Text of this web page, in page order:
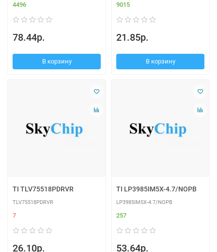
4496
78.44р.
В корзину
9015
21.85р.
В корзину
TI TLV75518PDRVR
TLV75518PDRVR
7
26.10р.
TI LP3985IM5X-4.7/NOPB
LP3985IM5X-4.7/NOPB
257
53.64р.